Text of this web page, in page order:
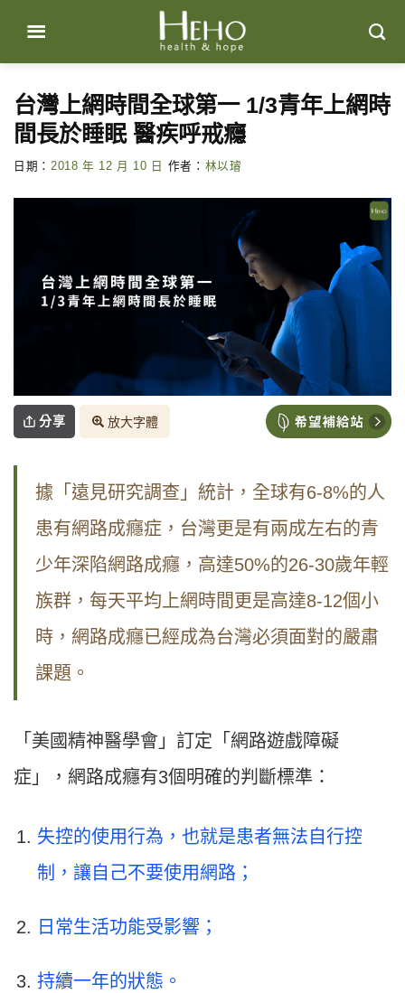
content
台灣上網時間全球第一 1/3青年上網時
間長於睡眠 醫疾呼戒癮
日期： 2018 年 12 月 10 日 作者： 林以璿
分享 放大字體
據「遠見研究調查」統計，全球有6-8%的人
患有網路成癮症，台灣更是有兩成左右的青
少年深陷網路成癮，高達50%的26-30歲年輕
族群，每天平均上網時間更是高達8-12個小
時，網路成癮已經成為台灣必須面對的嚴肅
課題。
「美國精神醫學會」訂定「網路遊戲障礙
症」，網路成癮有3個明確的判斷標準：
失控的使用行為，也就是患者無法自行控
制，讓自己不要使用網路；
日常生活功能受影響；
持續一年的狀態。